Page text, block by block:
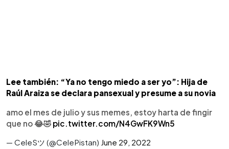
Lee también: “Ya no tengo miedo a ser yo”: Hija de
Raúl Araiza se declara pansexual y presume a su novia
amo el mes de julio y sus memes, estoy harta de fingir
que no 😂🤣 pic.twitter.com/N4GwFK9Wn5
— CeleSツ (@CelePistan) June 29, 2022